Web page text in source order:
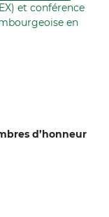
et conférence
en
d’honneur